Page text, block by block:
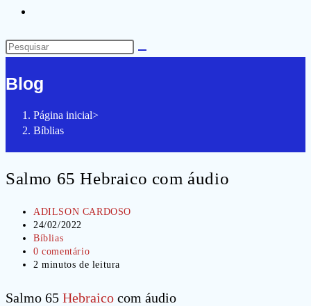
do
site
Pesquisar
site
Blog
Página inicial>
Bíblias
Salmo 65 Hebraico com áudio
Autor
do
post:
ADILSON CARDOSO
Post
publicado:
24/02/2022
Categoria
do
post:
Bíblias
Comentários
do
0 comentário
Tempo
2 minutos de leitura
Salmo 65 Hebraico com áudio